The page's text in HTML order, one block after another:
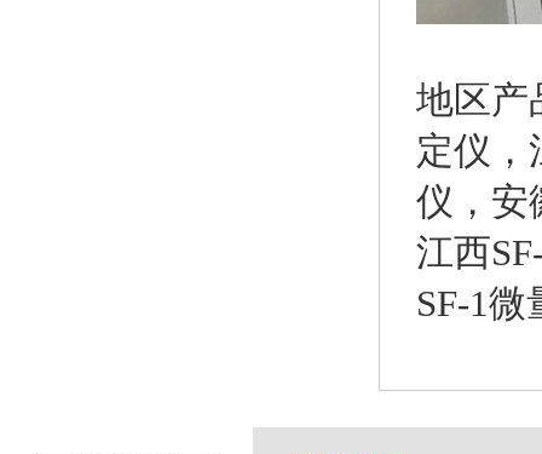
地区
定仪 ，
仪 ， 安
江西
SF-1